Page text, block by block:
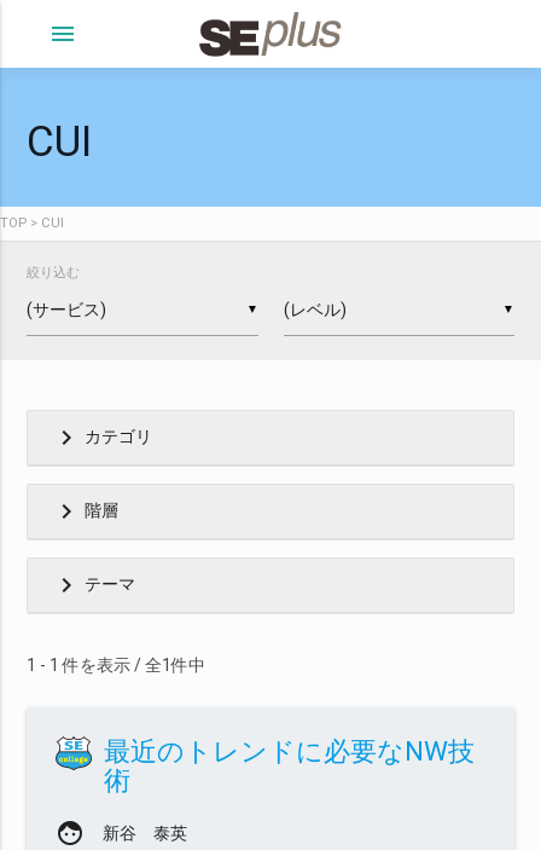
menu
CUI
TOP CUI
絞り込む
▼ ▼
chevron_right カテゴリ
chevron_right 階層
chevron_right テーマ
1 - 1 件を表示 / 全1件中
最近のトレンドに必要なNW技
術
face 新谷 泰英